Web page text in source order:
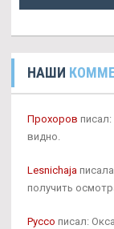
НАШИ
Прохоров
видно.
Lesnichaja
получить
Руссо писал: